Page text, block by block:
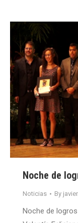
Noche de
Noticias By
Noche de